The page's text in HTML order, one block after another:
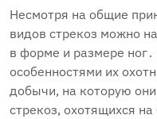
Несмотря на общие
видов стрекоз можно
в форме и размере
особенностями их
добычи‚ на которую
стрекоз‚ охотящихся